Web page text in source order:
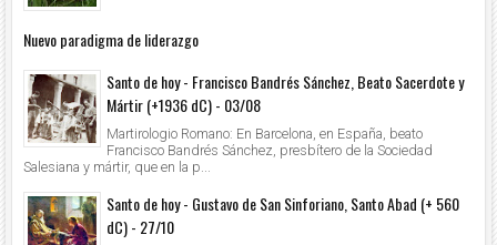
Nuevo paradigma de liderazgo
Santo de hoy - Francisco Bandrés Sánchez, Beato Sacerdote y
Mártir (+1936 dC) - 03/08
Martirologio Romano: En Barcelona, en España, beato
Francisco Bandrés Sánchez, presbítero de la Sociedad
Salesiana y mártir, que en la p...
Santo de hoy - Gustavo de San Sinforiano, Santo Abad (+ 560
dC) - 27/10